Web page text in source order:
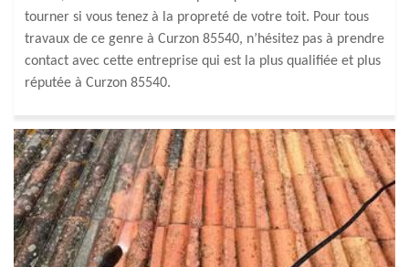
tourner si vous tenez à la propreté de votre toit. Pour tous
travaux de ce genre à Curzon 85540, n’hésitez pas à prendre
contact avec cette entreprise qui est la plus qualifiée et plus
réputée à Curzon 85540.